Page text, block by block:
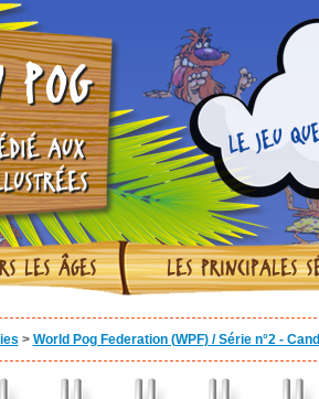
AUX
LE JEU
LES ÂGES LES PRINCIPALES
> World Pog Federation (WPF) / Série n°2 -